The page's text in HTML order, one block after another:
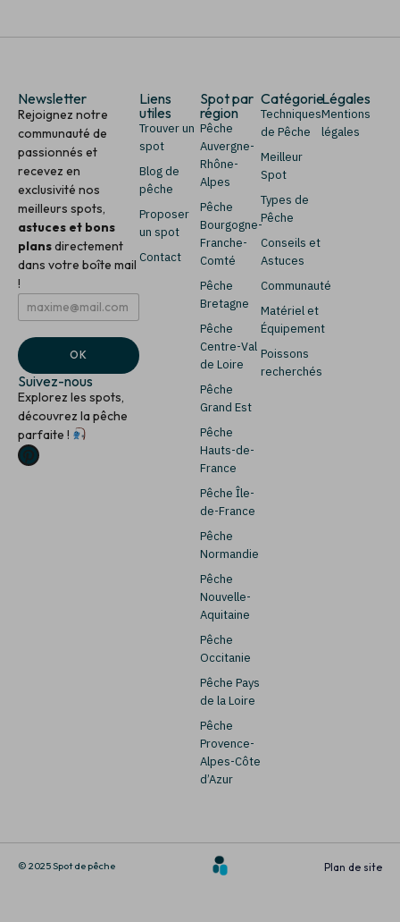
Newsletter
Rejoignez notre
communauté de
passionnés et
recevez en
exclusivité nos
meilleurs spots,
astuces et bons
plansdirectement
dans votre boîte mail
!
E
m
i
l
E
m
a
i
l
E
m
E
m
i
l
*
OK
Suivez-nous
Explorez les spots,
découvrez la pêche
parfaite !
Liens
utiles
Trouver un
spot
Blog de
pêche
Proposer
un spot
Contact
Spot par
région
Pêche
Auvergne-
Rhône-
Alpes
Pêche
Bourgogne-
Franche-
Comté
Pêche
Bretagne
Pêche
Centre-Val
de Loire
Pêche
Grand Est
Pêche
Hauts-de-
France
Pêche Île-
de-France
Pêche
Normandie
Pêche
Nouvelle-
Aquitaine
Pêche
Occitanie
Pêche Pays
de la Loire
Pêche
Provence-
Alpes-Côte
d’Azur
Catégorie
Techniques
de Pêche
Meilleur
Spot
Types de
Pêche
Conseils et
Astuces
Communauté
Matériel et
Équipement
Poissons
recherchés
Légales
Mentions
légales
© 2025 Spot de pêche Plan de site